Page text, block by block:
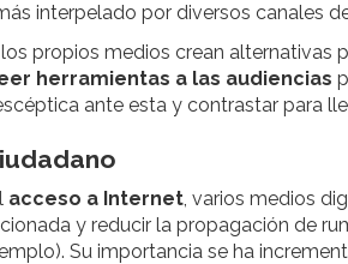
interpelado por diversos canales
propios medios crean alternativas
herramientas a las audiencias
ante esta y contrastar para
acceso a Internet, varios medios
y reducir la propagación de
). Su importancia se ha